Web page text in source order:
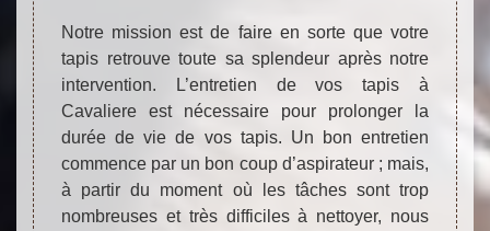
Notre mission est de faire en sorte que votre
tapis retrouve toute sa splendeur après notre
intervention. L’entretien de vos tapis à
Cavaliere est nécessaire pour prolonger la
durée de vie de vos tapis. Un bon entretien
commence par un bon coup d’aspirateur ; mais,
à partir du moment où les tâches sont trop
nombreuses et très difficiles à nettoyer, nous